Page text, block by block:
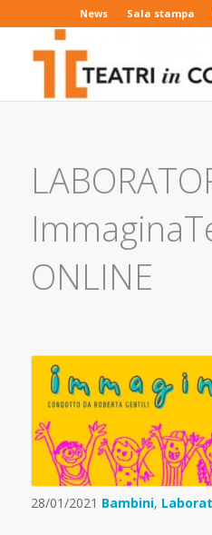
News Sala stampa
ONLINE
28/01/2021 Bambini,